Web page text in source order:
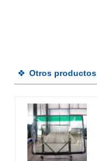
Otros productos